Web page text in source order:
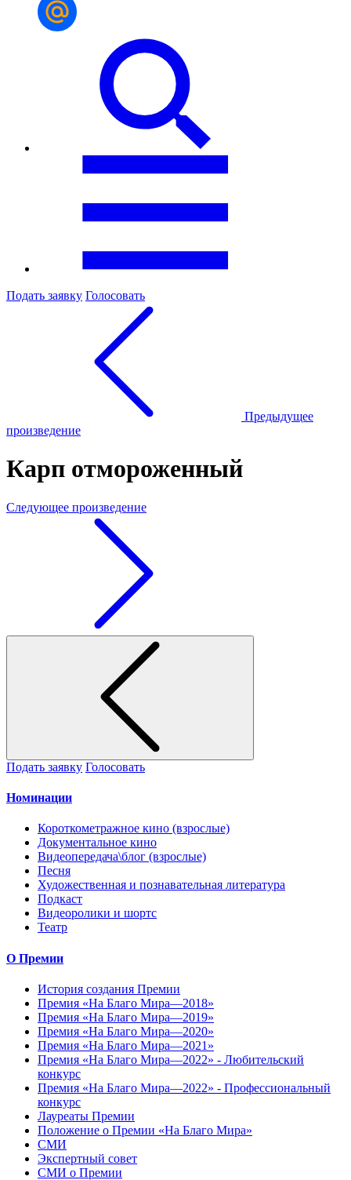
Подать заявку Голосовать
Предыдущее
произведение
Карп отмороженный
Следующее произведение
Подать заявку Голосовать
Номинации
Короткометражное кино (взрослые)
Документальное кино
Видеопередача\блог (взрослые)
Песня
Художественная и познавательная литература
Подкаст
Видеоролики и шортс
Театр
О Премии
История создания Премии
Премия «На Благо Мира—2018»
Премия «На Благо Мира—2019»
Премия «На Благо Мира—2020»
Премия «На Благо Мира—2021»
Премия «На Благо Мира—2022» - Любительский
конкурс
Премия «На Благо Мира—2022» - Профессиональный
конкурс
Лауреаты Премии
Положение о Премии «На Благо Мира»
СМИ
Экспертный совет
СМИ о Премии